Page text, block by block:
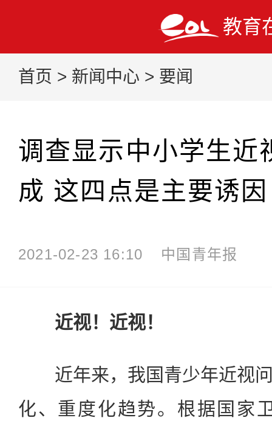
教育
首页 > 新闻中心 > 要闻
调查显示中小学生近
成 这四点是主要诱因
2021-02-23 16:10 中国青年报
近视！近视！
近年来，我国青少年近视问
化、重度化趋势。根据国家